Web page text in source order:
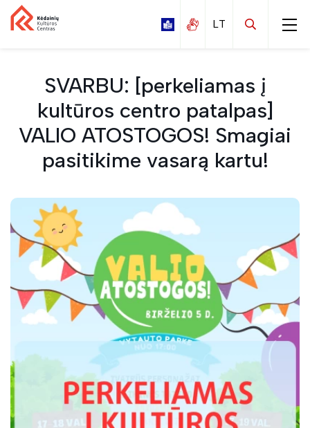
Kalnaberžės
Labūnavos
Surviliškio
Tiskūnų
Vilainių
SVARBU: [perkeliamas į
kultūros centro patalpas]
VALIO ATOSTOGOS! Smagiai
pasitikime vasarą kartu!